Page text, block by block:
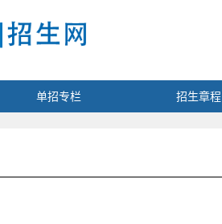
单招专栏 招生章程